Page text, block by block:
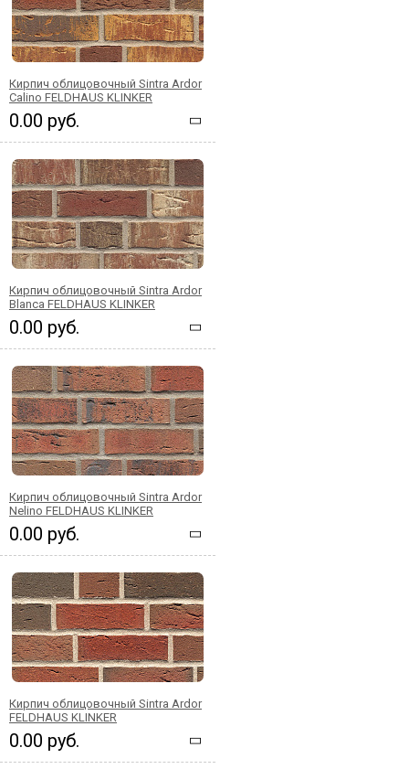
Кирпич облицовочный Sintra Ardor
Calino FELDHAUS KLINKER
0.00 руб.
Кирпич облицовочный Sintra Ardor
Blanca FELDHAUS KLINKER
0.00 руб.
Кирпич облицовочный Sintra Ardor
Nelino FELDHAUS KLINKER
0.00 руб.
Кирпич облицовочный Sintra Ardor
FELDHAUS KLINKER
0.00 руб.